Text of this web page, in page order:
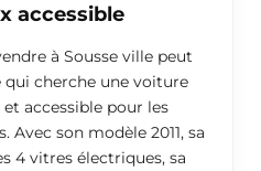
accessible
à Sousse ville peut
qui cherche une voiture
accessible pour les
son modèle 2011, sa
4 vitres électriques, sa